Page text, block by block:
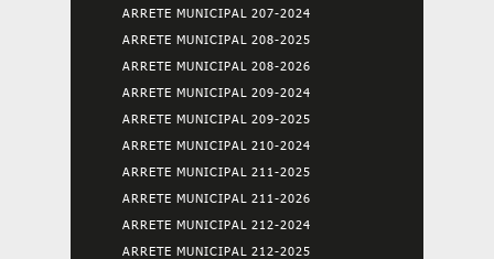
ARRETE MUNICIPAL 207-2024
ARRETE MUNICIPAL 208-2025
ARRETE MUNICIPAL 208-2026
ARRETE MUNICIPAL 209-2024
ARRETE MUNICIPAL 209-2025
ARRETE MUNICIPAL 210-2024
ARRETE MUNICIPAL 211-2025
ARRETE MUNICIPAL 211-2026
ARRETE MUNICIPAL 212-2024
ARRETE MUNICIPAL 212-2025